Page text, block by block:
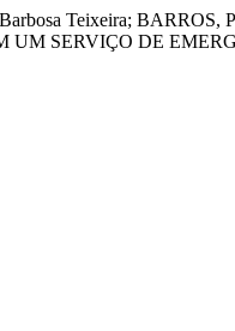
Teixeira; BARROS,
UM SERVIÇO DE